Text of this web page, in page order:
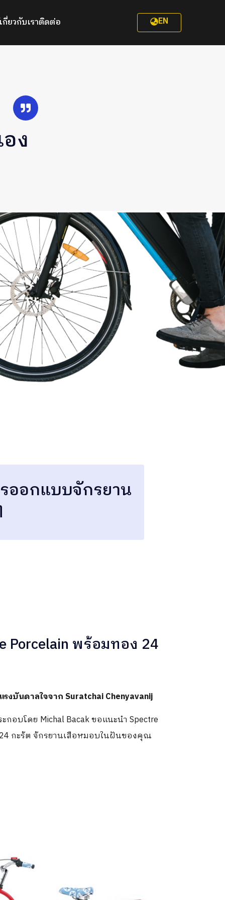
กี่ยวกับเราติดต่อ EN
ง
ออกแบบจักรยาน
Porcelain พร้อมทอง 24
งบันดาลใจจาก Suratchai Chenyavanij
อบโดย Michal Bacak ขอแนะนำ Spectre
กะรัต จักรยานเสือหมอบในฝันของคุณ